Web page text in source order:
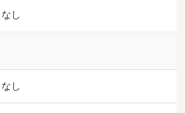
なし
なし